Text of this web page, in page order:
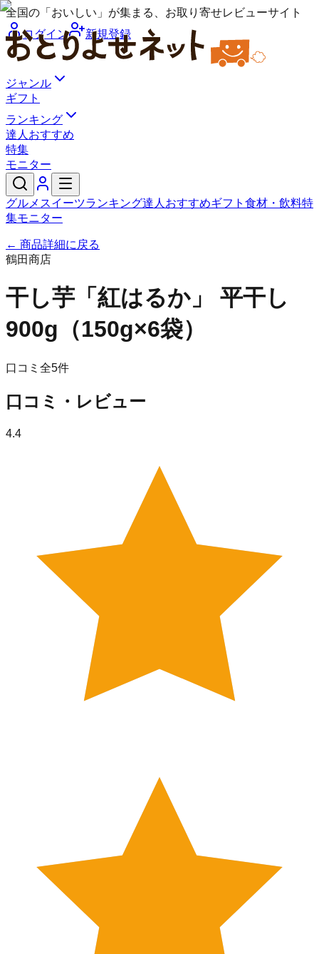
全国の「おいしい」が集まる、お取り寄せレビューサイト
ログイン
新規登録
ジャンル
ギフト
ランキング
達人おすすめ
特集
モニター
グルメ スイーツランキング達人おすすめギフト 食材・飲料特
集モニター
← 商品詳細に戻る
鶴田商店
干し芋「紅はるか」 平干し
900g（150g×6袋）
口コミ全5件
口コミ・レビュー
4.4